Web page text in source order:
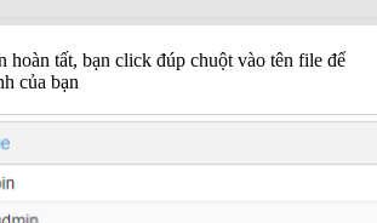
hoàn tất, bạn click đúp chuột vào tên file để
của bạn